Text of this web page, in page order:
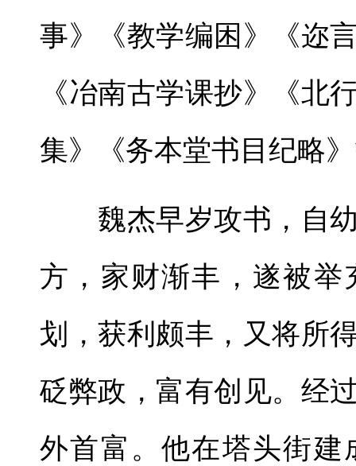
事》《教学编困》《迩
《冶南古学课抄》《北
集》《务本堂书目纪略
魏杰早岁攻书，自幼
方，家财渐丰，遂被
划，获利颇丰，又将所
砭弊政，富有创见。经
外首富。他在塔头街